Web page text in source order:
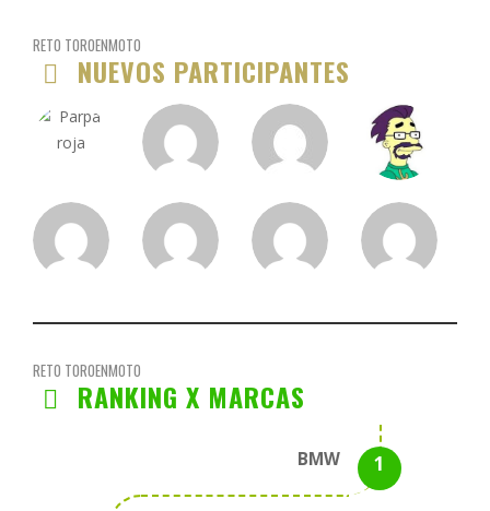
RETO TOROENMOTO
NUEVOS PARTICIPANTES
RETO TOROENMOTO
RANKING X MARCAS
BMW